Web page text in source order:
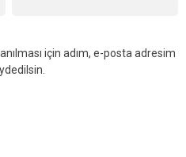
için adım, e-posta adresim